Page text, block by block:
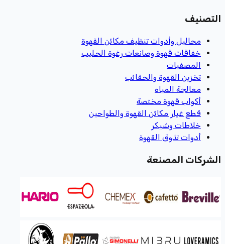
التصنيف
محاليل وأدوات تنظيف مكائن القهوة
خفاقات قهوة وصانعات رغوة الحليب
المصفيات
تخزين القهوة والحقائب
معالجة المياه
أكواب قهوة مختصة
قطع غيار مكائن القهوة والطواحين
خلاطات وشيكر
أدوات تذوق القهوة
الشركات المصنعة